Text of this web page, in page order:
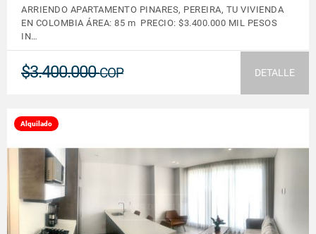
ARRIENDO APARTAMENTO PINARES, PEREIRA, TU VIVIENDA
EN COLOMBIA ÁREA: 85 m PRECIO: $3.400.000 MIL PESOS
IN…
$3.400.000COP DETALLE
Alquilado
VER DETALLES